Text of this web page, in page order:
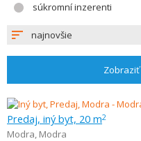
súkromní inzerenti
najnovšie
Zobraziť
Predaj, iný byt, 20 m2
Modra, Modra